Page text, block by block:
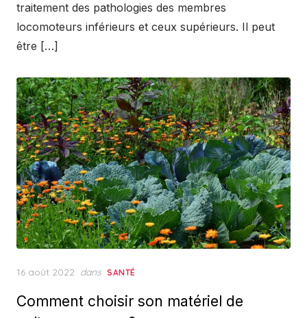
traitement des pathologies des membres
locomoteurs inférieurs et ceux supérieurs. Il peut
être […]
Posted
16 août 2022 dans SANTÉ
Comment choisir son matériel de